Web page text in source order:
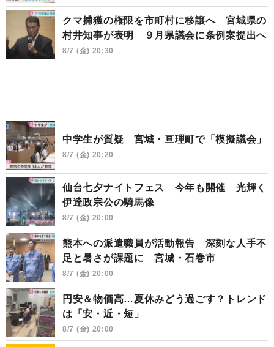
クマ捕獲の権限を市町村に移譲へ 宮城県の
村井知事が表明 ９月県議会に条例案提出へ
8/7 (金) 20:30
中学生が質疑 宮城・亘理町で「模擬議会」
8/7 (金) 20:20
仙台七夕ナイトフェス 今年も開催 光輝く
伊達政宗公の騎馬像
8/7 (金) 20:00
熊本への派遣職員が活動報告 深刻な人手不
足と暑さが課題に 宮城・石巻市
8/7 (金) 20:00
円安＆物価高…夏休みどう過ごす？トレンド
は「安・近・短」
8/7 (金) 20:00